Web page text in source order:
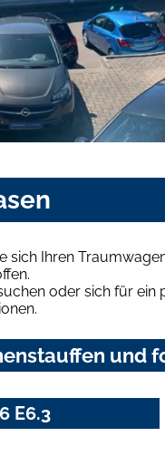
sich Ihren
oder sich für
und
E6.3